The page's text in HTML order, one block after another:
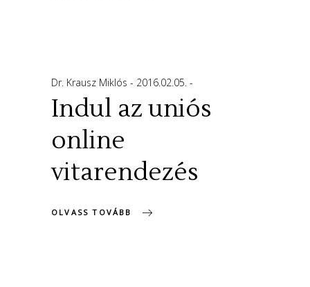
Dr. Krausz Miklós 2016.02.05.
Indul az uniós
online
vitarendezés
OLVASS TOVÁBB